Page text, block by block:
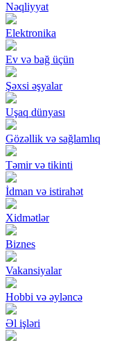
Nəqliyyat
Elektronika
Ev və bağ üçün
Şəxsi əşyalar
Uşaq dünyası
Gözəllik və sağlamlıq
Təmir və tikinti
İdman və istirahət
Xidmətlər
Biznes
Vakansiyalar
Hobbi və əyləncə
Əl işləri